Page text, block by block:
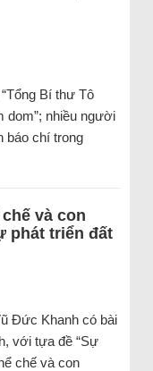
Bí thư Tô
dom”; nhiều người
báo chí trong
và con
phát triển đất
Đức Khanh có bài
với tựa đề “Sự
chế và con